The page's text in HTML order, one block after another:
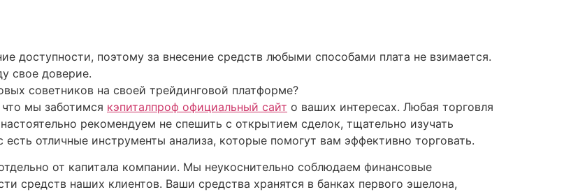
доступности, поэтому за внесение средств любыми способами плата не взимается.
свое доверие.
советников на своей трейдинговой платформе?
мы заботимся кэпиталпроф официальный сайт о ваших интересах. Любая торговля
рекомендуем не спешить с открытием сделок, тщательно изучать
отличные инструменты анализа, которые помогут вам эффективно торговать.
от капитала компании. Мы неукоснительно соблюдаем финансовые
средств наших клиентов. Ваши средства хранятся в банках первого эшелона,